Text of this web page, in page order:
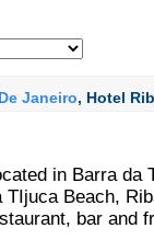
Janeiro, Hotel
in Barra da
TIjuca Beach,
bar and